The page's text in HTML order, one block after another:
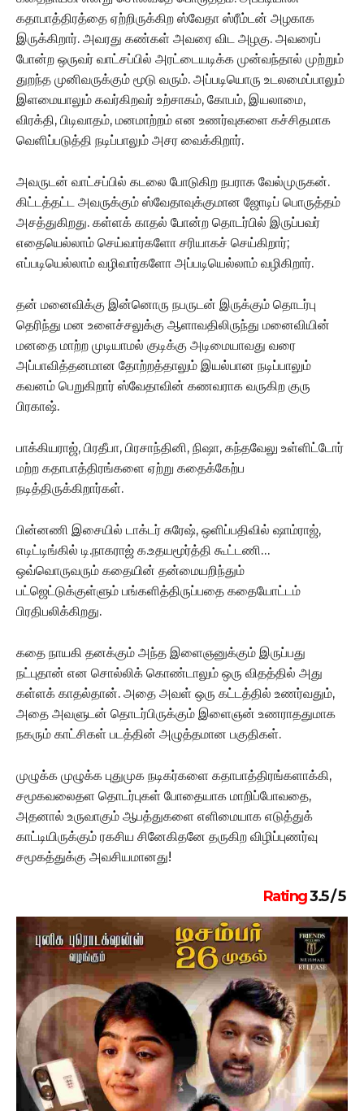
கதாபாத்திரத்தை ஏற்றிருக்கிற ஸ்வேதா ஸ்ரீம்டன் அழகாக
இருக்கிறார். அவரது கண்கள் அவரை விட அழகு. அவரைப்
போன்ற ஒருவர் வாட்சப்பில் அரட்டையடிக்க முன்வந்தால் முற்றும்
துறந்த முனிவருக்கும் மூடு வரும். அப்படியொரு உடலமைப்பாலும்
இளமையாலும் கவர்கிறவர் உற்சாகம், கோபம், இயலாமை,
விரக்தி, பிடிவாதம், மனமாற்றம் என உணர்வுகளை கச்சிதமாக
வெளிப்படுத்தி நடிப்பாலும் அசர வைக்கிறார்.
அவருடன் வாட்சப்பில் கடலை போடுகிற நபராக வேல்முருகன்.
கிட்டத்தட்ட அவருக்கும் ஸ்வேதாவுக்குமான ஜோடிப் பொருத்தம்
அசத்துகிறது. கள்ளக் காதல் போன்ற தொடர்பில் இருப்பவர்
எதையெல்லாம் செய்வார்களோ சரியாகச் செய்கிறார்;
எப்படியெல்லாம் வழிவார்களோ அப்படியெல்லாம் வழிகிறார்.
தன் மனைவிக்கு இன்னொரு நபருடன் இருக்கும் தொடர்பு
தெரிந்து மன உளைச்சலுக்கு ஆளாவதிலிருந்து மனைவியின்
மனதை மாற்ற முடியாமல் குடிக்கு அடிமையாவது வரை
அப்பாவித்தனமான தோற்றத்தாலும் இயல்பான நடிப்பாலும்
கவனம் பெறுகிறார் ஸ்வேதாவின் கணவராக வருகிற குரு
பிரகாஷ்.
பாக்கியராஜ், பிரதீபா, பிரசாந்தினி, நிஷா, கந்தவேலு உள்ளிட்டோர்
மற்ற கதாபாத்திரங்களை ஏற்று கதைக்கேற்ப
நடித்திருக்கிறார்கள்.
பின்னணி இசையில் டாக்டர் சுரேஷ், ஒளிப்பதிவில் ஷாம்ராஜ்,
எடிட்டிங்கில் டி.நாகராஜ் க.உதயமூர்த்தி கூட்டணி…
ஒவ்வொருவரும் கதையின் தன்மையறிந்தும்
பட்ஜெட்டுக்குள்ளும் பங்களித்திருப்பதை கதையோட்டம்
பிரதிபலிக்கிறது.
கதை நாயகி தனக்கும் அந்த இளைஞனுக்கும் இருப்பது
நட்புதான் என சொல்லிக் கொண்டாலும் ஒரு விதத்தில் அது
கள்ளக் காதல்தான். அதை அவள் ஒரு கட்டத்தில் உணர்வதும்,
அதை அவளுடன் தொடர்பிருக்கும் இளைஞன் உணராததுமாக
நகரும் காட்சிகள் படத்தின் அழுத்தமான பகுதிகள்.
முழுக்க முழுக்க புதுமுக நடிகர்களை கதாபாத்திரங்களாக்கி,
சமூகவலைதள தொடர்புகள் போதையாக மாறிப்போவதை,
அதனால் உருவாகும் ஆபத்துகளை எளிமையாக எடுத்துக்
காட்டியிருக்கும் ரகசிய சினேகிதனே தருகிற விழிப்புணர்வு
சமூகத்துக்கு அவசியமானது!
Rating3.5 / 5